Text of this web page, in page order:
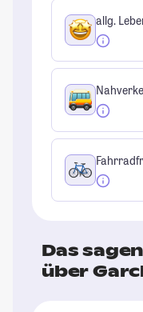
allg.
Das
über